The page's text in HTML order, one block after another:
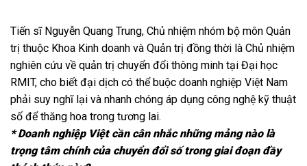
Tiến sĩ Nguyễn Quang Trung, Chủ nhiệm nhóm bộ môn Quản
trị thuộc Khoa Kinh doanh và Quản trị đồng thời là Chủ nhiệm
nghiên cứu về quản trị chuyển đổi thông minh tại Đại học
RMIT, cho biết đại dịch có thể buộc doanh nghiệp Việt Nam
phải suy nghĩ lại và nhanh chóng áp dụng công nghệ kỹ thuật
số để thăng hoa trong tương lai.
* Doanh nghiệp Việt cần cân nhắc những mảng nào là
trọng tâm chính của chuyển đổi số trong giai đoạn đầy